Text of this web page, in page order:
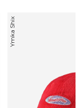
Ymka Shix